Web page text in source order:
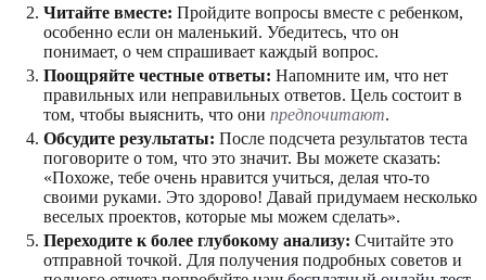
Читайте вместе: Пройдите вопросы вместе с ребенком,
особенно если он маленький. Убедитесь, что он
понимает, о чем спрашивает каждый вопрос.
Поощряйте честные ответы: Напомните им, что нет
правильных или неправильных ответов. Цель состоит в
том, чтобы выяснить, что они предпочитают.
Обсудите результаты: После подсчета результатов теста
поговорите о том, что это значит. Вы можете сказать:
«Похоже, тебе очень нравится учиться, делая что-то
своими руками. Это здорово! Давай придумаем несколько
веселых проектов, которые мы можем сделать».
Переходите к более глубокому анализу: Считайте это
отправной точкой. Для получения подробных советов и